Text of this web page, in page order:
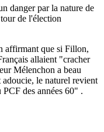
danger par la nature de
de l'élection
affirmant que si Fillon,
allaient "cracher
Mélenchon a beau
adoucie, le naturel revient
des années 60" .